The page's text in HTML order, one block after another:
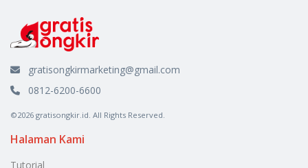
gratisongkirmarketing@gmail.com
0812-6200-6600
©2026 gratisongkir.id. All Rights Reserved.
Halaman Kami
Tutorial